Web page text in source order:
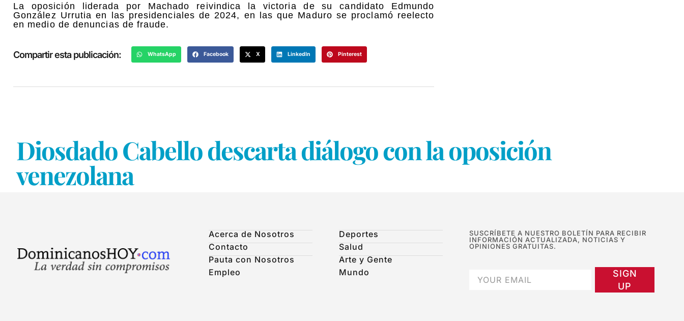
La oposición liderada por Machado reivindica la victoria de su candidato Edmundo
González Urrutia en las presidenciales de 2024, en las que Maduro se proclamó reelecto
en medio de denuncias de fraude.
Compartir esta publicación: WhatsApp Facebook X LinkedIn Pinterest
Diosdado Cabello descarta diálogo con la oposición
venezolana
Acerca de Nosotros
Contacto
Pauta con Nosotros
Empleo
Deportes
Salud
Arte y Gente
Mundo
SUSCRÍBETE A NUESTRO BOLETÍN PARA RECIBIR
INFORMACIÓN ACTUALIZADA, NOTICIAS Y
OPINIONES GRATUITAS.
SIGN
UP